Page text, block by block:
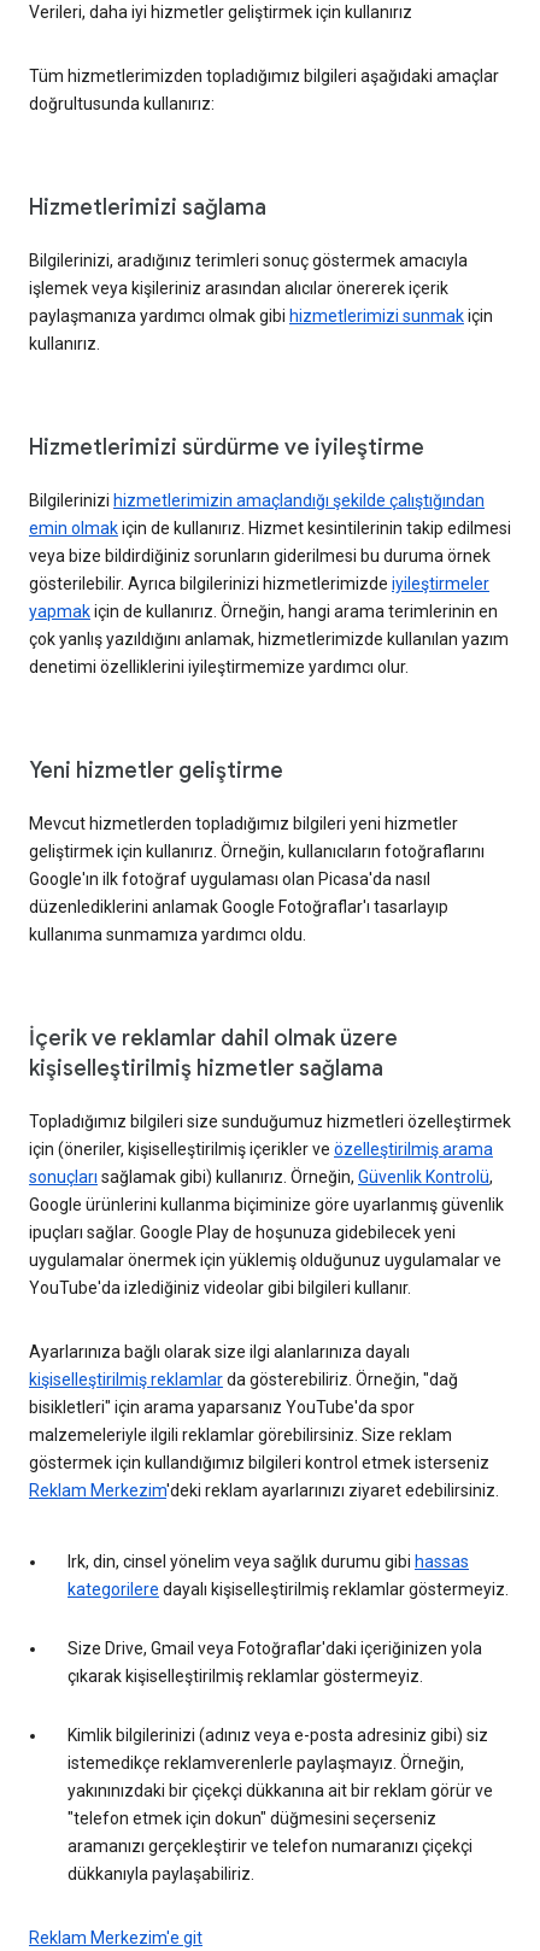
Verileri, daha iyi hizmetler geliştirmek için kullanırız
Tüm hizmetlerimizden topladığımız bilgileri aşağıdaki amaçlar
doğrultusunda kullanırız:
Hizmetlerimizi sağlama
Bilgilerinizi, aradığınız terimleri sonuç göstermek amacıyla
işlemek veya kişileriniz arasından alıcılar önererek içerik
paylaşmanıza yardımcı olmak gibi hizmetlerimizi sunmakiçin
kullanırız.
Hizmetlerimizi sürdürme ve iyileştirme
Bilgilerinizi hizmetlerimizin amaçlandığı şekilde çalıştığından
emin olmakiçin de kullanırız. Hizmet kesintilerinin takip edilmesi
veya bize bildirdiğiniz sorunların giderilmesi bu duruma örnek
gösterilebilir. Ayrıca bilgilerinizi hizmetlerimizde iyileştirmeler
yapmakiçin de kullanırız. Örneğin, hangi arama terimlerinin en
çok yanlış yazıldığını anlamak, hizmetlerimizde kullanılan yazım
denetimi özelliklerini iyileştirmemize yardımcı olur.
Yeni hizmetler geliştirme
Mevcut hizmetlerden topladığımız bilgileri yeni hizmetler
geliştirmek için kullanırız. Örneğin, kullanıcıların fotoğraflarını
Google'ın ilk fotoğraf uygulaması olan Picasa'da nasıl
düzenlediklerini anlamak Google Fotoğraflar'ı tasarlayıp
kullanıma sunmamıza yardımcı oldu.
İçerik ve reklamlar dahil olmak üzere
kişiselleştirilmiş hizmetler sağlama
Topladığımız bilgileri size sunduğumuz hizmetleri özelleştirmek
için (öneriler, kişiselleştirilmiş içerikler ve özelleştirilmiş arama
sonuçları sağlamak gibi) kullanırız. Örneğin, Güvenlik Kontrolü,
Google ürünlerini kullanma biçiminize göre uyarlanmış güvenlik
ipuçları sağlar. Google Play de hoşunuza gidebilecek yeni
uygulamalar önermek için yüklemiş olduğunuz uygulamalar ve
YouTube'da izlediğiniz videolar gibi bilgileri kullanır.
Ayarlarınıza bağlı olarak size ilgi alanlarınıza dayalı
kişiselleştirilmiş reklamlarda gösterebiliriz. Örneğin, "dağ
bisikletleri" için arama yaparsanız YouTube'da spor
malzemeleriyle ilgili reklamlar görebilirsiniz. Size reklam
göstermek için kullandığımız bilgileri kontrol etmek isterseniz
Reklam Merkezim'deki reklam ayarlarınızı ziyaret edebilirsiniz.
Irk, din, cinsel yönelim veya sağlık durumu gibi hassas
kategorilere dayalı kişiselleştirilmiş reklamlar göstermeyiz.
Size Drive, Gmail veya Fotoğraflar'daki içeriğinizen yola
çıkarak kişiselleştirilmiş reklamlar göstermeyiz.
Kimlik bilgilerinizi (adınız veya e-posta adresiniz gibi) siz
istemedikçe reklamverenlerle paylaşmayız. Örneğin,
yakınınızdaki bir çiçekçi dükkanına ait bir reklam görür ve
"telefon etmek için dokun" düğmesini seçerseniz
aramanızı gerçekleştirir ve telefon numaranızı çiçekçi
dükkanıyla paylaşabiliriz.
Reklam Merkezim'e git